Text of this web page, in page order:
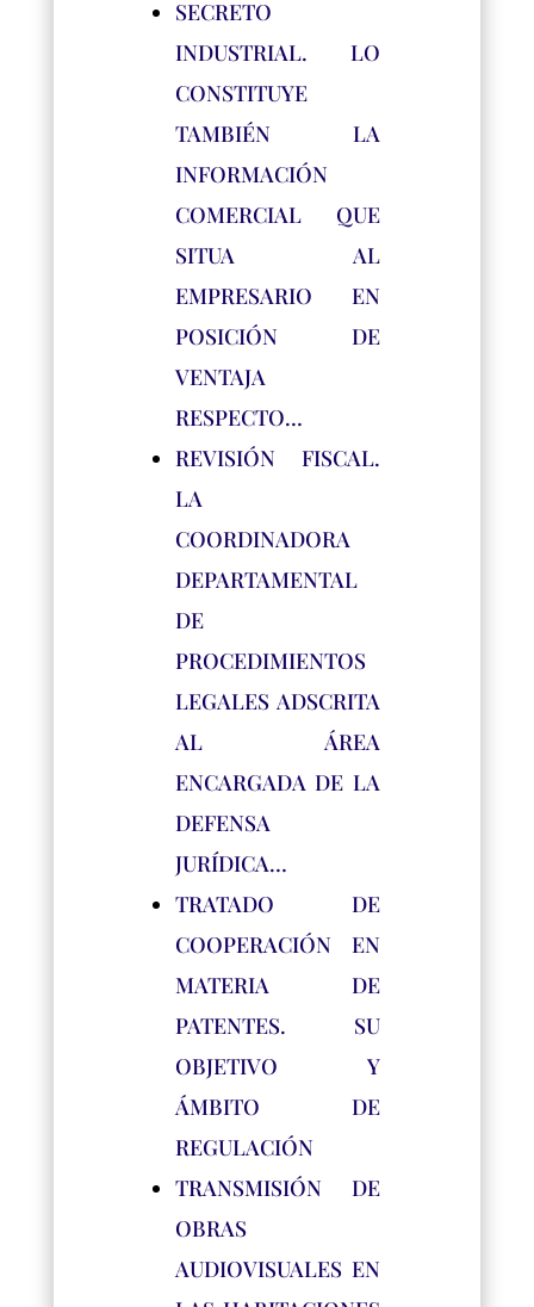
SECRETO
INDUSTRIAL. LO
CONSTITUYE
TAMBIÉN LA
INFORMACIÓN
COMERCIAL QUE
SITUA AL
EMPRESARIO EN
POSICIÓN DE
VENTAJA
RESPECTO…
REVISIÓN FISCAL.
LA
COORDINADORA
DEPARTAMENTAL
DE
PROCEDIMIENTOS
LEGALES ADSCRITA
AL ÁREA
ENCARGADA DE LA
DEFENSA
JURÍDICA…
TRATADO DE
COOPERACIÓN EN
MATERIA DE
PATENTES. SU
OBJETIVO Y
ÁMBITO DE
REGULACIÓN
TRANSMISIÓN DE
OBRAS
AUDIOVISUALES EN